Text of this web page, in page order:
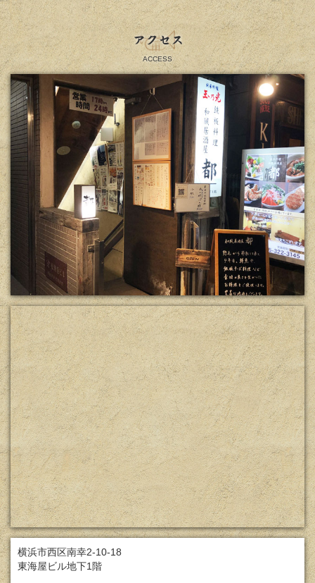
アクセス
ACCESS
横浜市西区南幸2-10-18
東海屋ビル地下1階